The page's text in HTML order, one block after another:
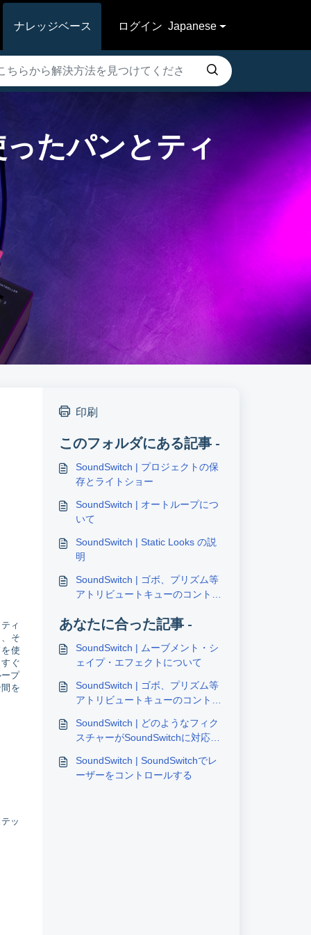
ナレッジベース ログイン Japanese
たパンとティ
ィ
そ
使
ぐ
プ
を
ッ
印刷
このフォルダにある記事 -
SoundSwitch | プロジェクトの保
存とライトショー
SoundSwitch | オートループにつ
いて
SoundSwitch | Static Looks の説
明
SoundSwitch | ゴボ、プリズム等
アトリビュートキューのコントロ
あなたに合った記事 -
SoundSwitch | ムーブメント・シ
ェイプ・エフェクトについて
SoundSwitch | ゴボ、プリズム等
アトリビュートキューのコントロ
SoundSwitch | どのようなフィク
スチャーがSoundSwitchに対応し
SoundSwitch | SoundSwitchでレ
ーザーをコントロールする